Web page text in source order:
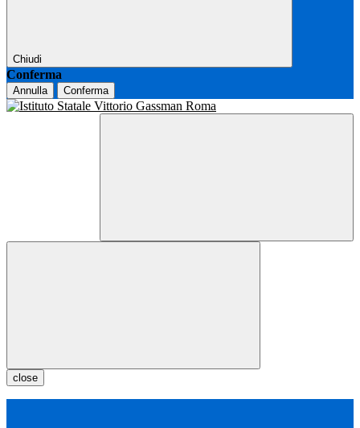
Chiudi
Conferma
Annulla Conferma
close